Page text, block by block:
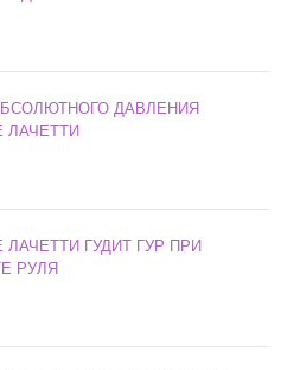
ДАВЛЕНИЯ
ГУДИТ ГУР ПРИ
РУЛЯ